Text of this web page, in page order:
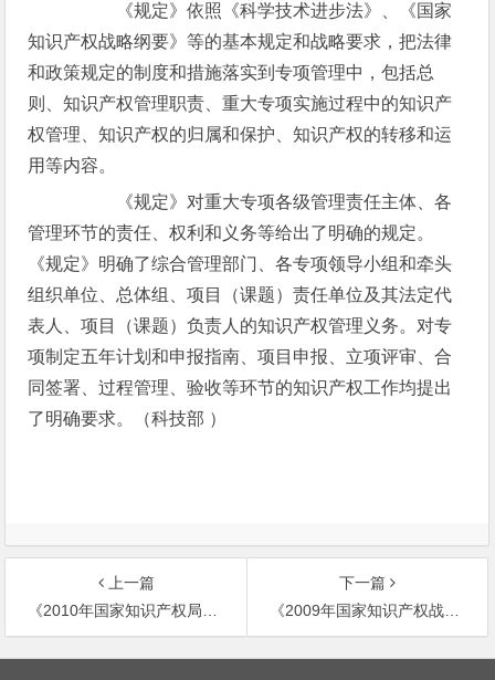
《规定》依照《科学技术进步法》、《国家
知识产权战略纲要》等的基本规定和战略要求，把法律
和政策规定的制度和措施落实到专项管理中，包括总
则、知识产权管理职责、重大专项实施过程中的知识产
权管理、知识产权的归属和保护、知识产权的转移和运
用等内容。
《规定》对重大专项各级管理责任主体、各
管理环节的责任、权利和义务等给出了明确的规定。
《规定》明确了综合管理部门、各专项领导小组和牵头
组织单位、总体组、项目（课题）责任单位及其法定代
表人、项目（课题）负责人的知识产权管理义务。对专
项制定五年计划和申报指南、项目申报、立项评审、合
同签署、过程管理、验收等环节的知识产权工作均提出
了明确要求。（科技部 ）
上一篇
《2010年国家知识产权局实施知识产权战略计划》
下一篇
《2009年国家知识产权战略实施推进计划》印发实
文